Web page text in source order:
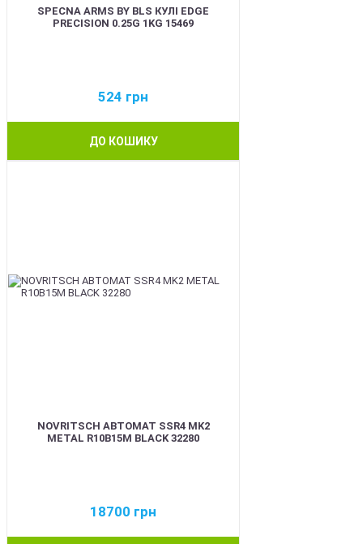
SPECNA ARMS BY BLS КУЛІ EDGE
PRECISION 0.25G 1KG 15469
524 грн
ДО КОШИКУ
NOVRITSCH АВТОМАТ SSR4 MK2
METAL R10B15M BLACK 32280
18700 грн